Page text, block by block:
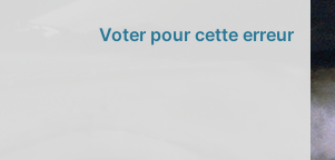
Voter pour cette erreur